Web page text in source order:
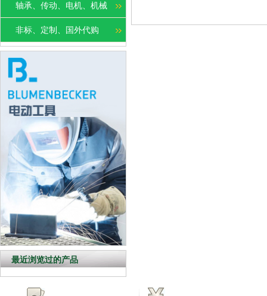
轴承、传动、电机、机械
非标、定制、国外代购
最近浏览过的产品